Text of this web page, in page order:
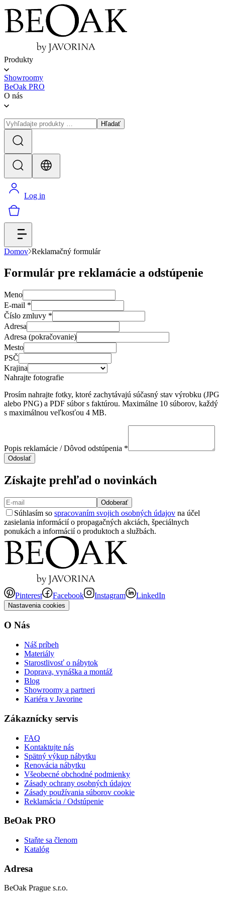
Produkty
Showroomy
BeOak PRO
O nás
Hľadať
Log in
Domov Reklamačný formulár
Formulár pre reklamácie a odstúpenie
Meno
E-mail *
Číslo zmluvy *
Adresa
Adresa (pokračovanie)
Mesto
PSČ
Krajina
Nahrajte fotografie
Prosím nahrajte fotky, ktoré zachytávajú súčasný stav výrobku (JPG
alebo PNG) a PDF súbor s faktúrou. Maximálne 10 súborov, každý
s maximálnou veľkosťou 4 MB.
Popis reklamácie / Dôvod odstúpenia *
Odoslať
Získajte prehľad o novinkách
Odoberať
Súhlasím so spracovaním svojich osobných údajov na účel
zasielania informácií o propagačných akciách, špeciálnych
ponukách a informácií o produktoch a službách.
Pinterest Facebook Instagram LinkedIn
Nastavenia cookies
O Nás
Náš príbeh
Materiály
Starostlivosť o nábytok
Doprava, vynáška a montáž
Blog
Showroomy a partneri
Kariéra v Javorine
Zákaznícky servis
FAQ
Kontaktujte nás
Spätný výkup nábytku
Renovácia nábytku
Všeobecné obchodné podmienky
Zásady ochrany osobných údajov
Zásady používania súborov cookie
Reklamácia / Odstúpenie
BeOak PRO
Staňte sa členom
Katalóg
Adresa
BeOak Prague s.r.o.